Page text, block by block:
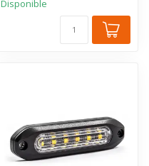
Disponible